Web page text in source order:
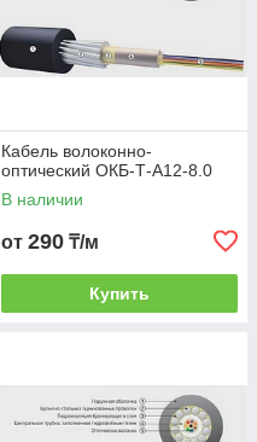
Кабель волоконно-
оптический ОКБ-Т-А12-8.0
В наличии
от 290 ₸/м
Купить